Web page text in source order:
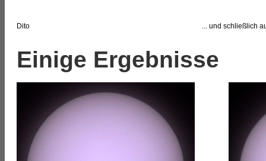
Dito ... und schließlich
Einige Ergebnisse